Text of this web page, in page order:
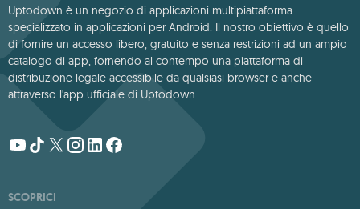
Uptodown è un negozio di applicazioni multipiattaforma
specializzato in applicazioni per Android. Il nostro obiettivo è quello
di fornire un accesso libero, gratuito e senza restrizioni ad un ampio
catalogo di app, fornendo al contempo una piattaforma di
distribuzione legale accessibile da qualsiasi browser e anche
attraverso l'app ufficiale di Uptodown.
SCOPRICI